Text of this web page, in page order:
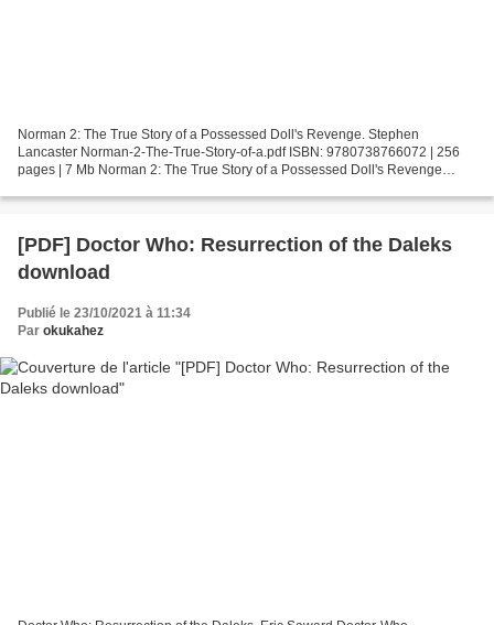
Norman 2: The True Story of a Possessed Doll's Revenge. Stephen
Lancaster Norman-2-The-True-Story-of-a.pdf ISBN: 9780738766072 | 256
pages | 7 Mb Norman 2: The True Story of a Possessed Doll's Revenge
[PDF] Doctor Who: Resurrection of the Daleks
download
Publié le 23/10/2021 à 11:34
Par okukahez